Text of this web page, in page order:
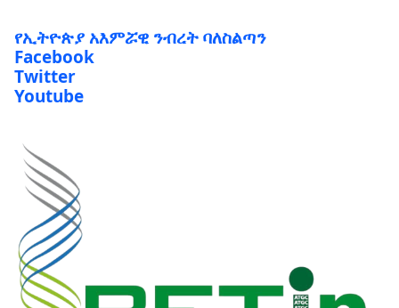
የኢትዮጵያ አእምሯዊ ንብረት ባለስልጣን
Facebook
Twitter
Youtube